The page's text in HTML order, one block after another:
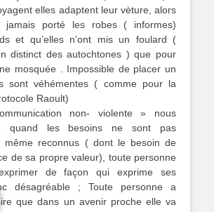
elles adaptent leur vèture, alors
jamais porté les robes ( informes)
et qu’elles n’ont mis un foulard (
distinct des autochtones ) que pour
mosquée . Impossible de placer un
sont véhémentes ( comme pour la
Raoult)
non- violente » nous
quand les besoins ne sont pas
même reconnus ( dont le besoin de
de sa propre valeur), toute personne
de façon qui exprime ses
désagréable ; Toute personne a
que dans un avenir proche elle va